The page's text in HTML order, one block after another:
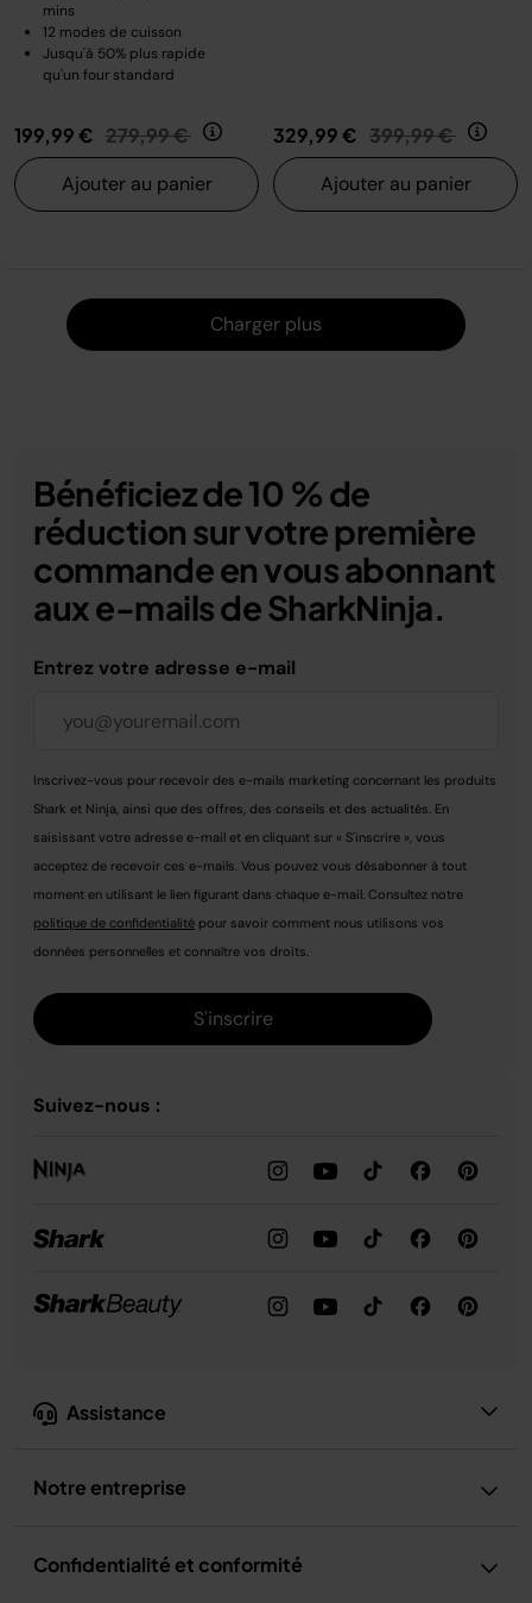
mins
12 modes de cuisson
Jusqu'à 50% plus rapide
qu'un four standard
199,99 € Prix réduit de
279,99 € au
Ajouter au panier
329,99 € Prix réduit de
399,99 € au
Ajouter au panier
Charger plus
Assistance
Notre entreprise
Confidentialité et conformité
Bénéficiez de 10 % de
réduction sur votre première
commande en vous abonnant
aux e-mails de SharkNinja.
Entrez votre adresse e-mail
Inscrivez-vous pour recevoir des e-mails marketing concernant les produits
Shark et Ninja, ainsi que des offres, des conseils et des actualités. En
saisissant votre adresse e-mail et en cliquant sur « S'inscrire », vous
acceptez de recevoir ces e-mails. Vous pouvez vous désabonner à tout
moment en utilisant le lien figurant dans chaque e-mail. Consultez notre
politique de confidentialité pour savoir comment nous utilisons vos
données personnelles et connaître vos droits.
S'inscrire
Suivez-nous :